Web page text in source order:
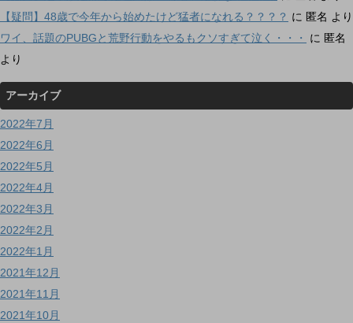
【疑問】48歳で今年から始めたけど猛者になれる？？？？ に 匿名 より
ワイ、話題のPUBGと荒野行動をやるもクソすぎて泣く・・・
に 匿名
より
アーカイブ
2022年7月
2022年6月
2022年5月
2022年4月
2022年3月
2022年2月
2022年1月
2021年12月
2021年11月
2021年10月